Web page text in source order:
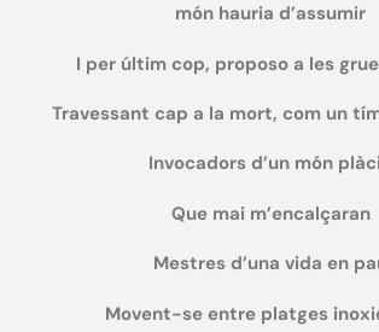
món hauria d’assumir
I per últim cop, proposo a les
Travessant cap a la mort, com un
Invocadors d’un món
Que mai m’encalçaran
Mestres d’una vida en
Movent-se entre platges